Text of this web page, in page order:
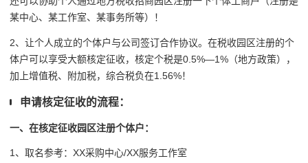
某中心、某工作室、某事务所等）！
2、让个人成立的个体户与公司签订合作协议。在税收园区注册的个
体户可以享受大额核定征收，核定个税是0.5%—1%（地方政策），
加上增值税、附加税，综合税负在1.56%！
申请核定征收的流程：
一、在核定征收园区注册个体户：
1、取名参考：XX采购中心/XX服务工作室